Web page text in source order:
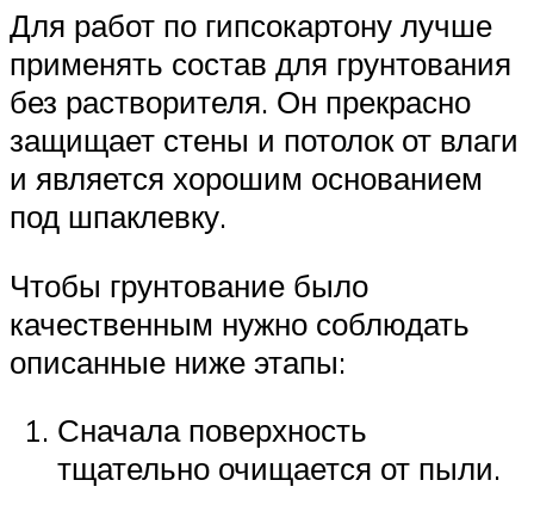
Для работ по гипсокартону лучше
применять состав для грунтования
без растворителя. Он прекрасно
защищает стены и потолок от влаги
и является хорошим основанием
под шпаклевку.
Чтобы грунтование было
качественным нужно соблюдать
описанные ниже этапы:
Сначала поверхность
тщательно очищается от пыли.